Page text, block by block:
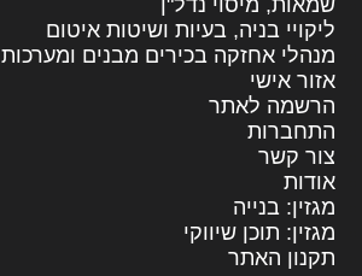
ליקויי בניה, בעיות ושיטות איטום
מנהלי אחזקה בכירים מבנים ומערכות
אזור אישי
הרשמה לאתר
התחברות
צור קשר
אודות
מגזין: בנייה
מגזין: תוכן שיווקי
תקנון האתר